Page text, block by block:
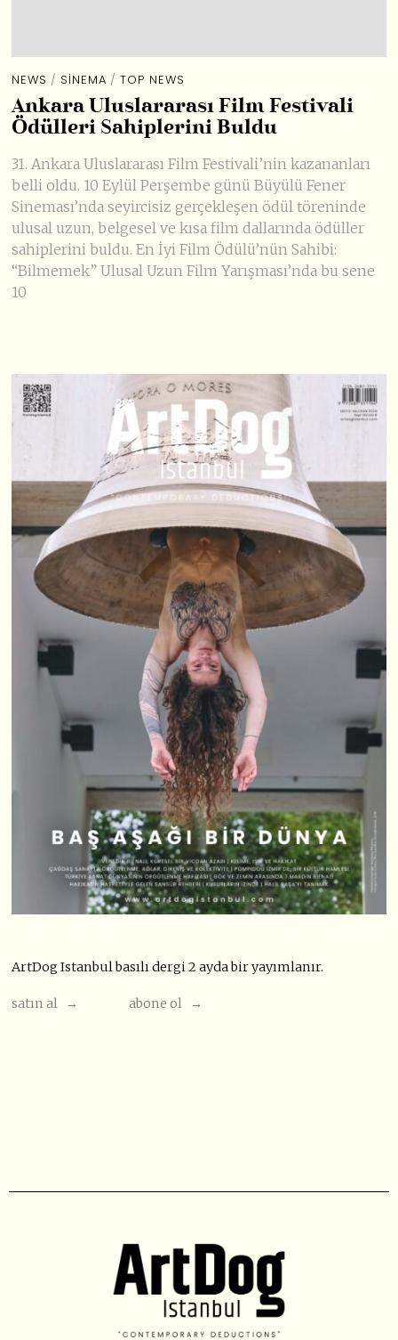
NEWS / SINEMA / TOP NEWS
Ankara Uluslararası Film Festivali
Ödülleri Sahiplerini Buldu
31. Ankara Uluslararası Film Festivali’nin kazananları
belli oldu. 10 Eylül Perşembe günü Büyülü Fener
Sineması’nda seyircisiz gerçekleşen ödül töreninde
ulusal uzun, belgesel ve kısa film dallarında ödüller
sahiplerini buldu. En İyi Film Ödülü’nün Sahibi:
“Bilmemek” Ulusal Uzun Film Yarışması’nda bu sene
10
ArtDog Istanbul basılı dergi 2 ayda bir yayımlanır.
satın al → abone ol →